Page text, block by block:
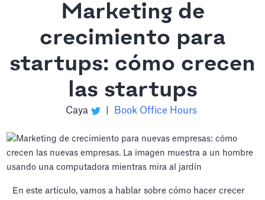
Marketing de
crecimiento para
startups: cómo crecen
las startups
Caya Book Office Hours
En este artículo, vamos a hablar sobre cómo hacer crecer